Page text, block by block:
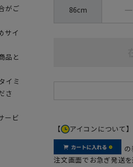
がご
サイ
品と
イミ
さ
ービ
86cm ―
【 アイコンについて】
の
注文画面でお急ぎ発送を